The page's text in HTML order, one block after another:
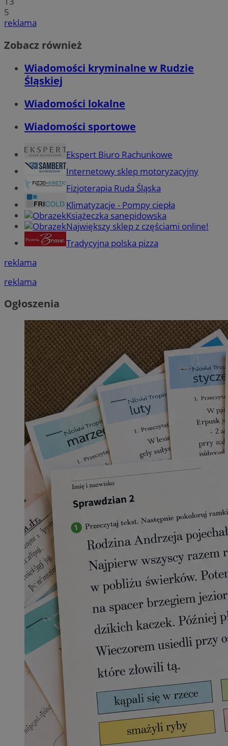
5
reklama
Zobacz również
Wiadomości kryminalne w Rudzie
Śląskiej
Wiadomości lokalne
Wiadomości sportowe
Ekspert Biuro Rachunkowe
Internetowy sklep motoryzacyjny
Fizjoterapia Ruda Śląska
Klimatyzacje - Pompy ciepła
Książeczka sanepidowska
Największy sklep z częściami online!
Tradycyjna polska pizza
reklama
reklama
Ogłoszenia